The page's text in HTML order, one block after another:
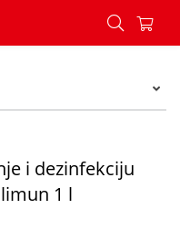
čišćenje i dezinfekciju
i dezinfekciju
1 l